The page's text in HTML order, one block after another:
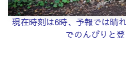
現在時刻は6時、予報では晴
でのんびりと